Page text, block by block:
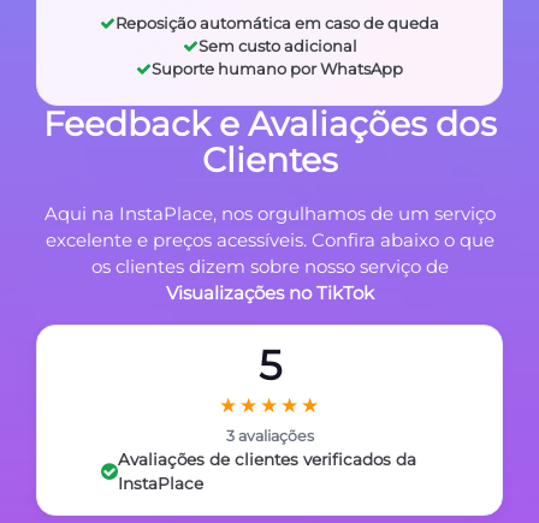
Reposição automática em caso de queda
Sem custo adicional
Suporte humano por WhatsApp
Feedback e Avaliações dos
Clientes
Aqui na InstaPlace, nos orgulhamos de um serviço
excelente e preços acessíveis. Confira abaixo o que
os clientes dizem sobre nosso serviço de
Visualizações no TikTok
5
★★★★★
3 avaliações
Avaliações de clientes verificados da
InstaPlace